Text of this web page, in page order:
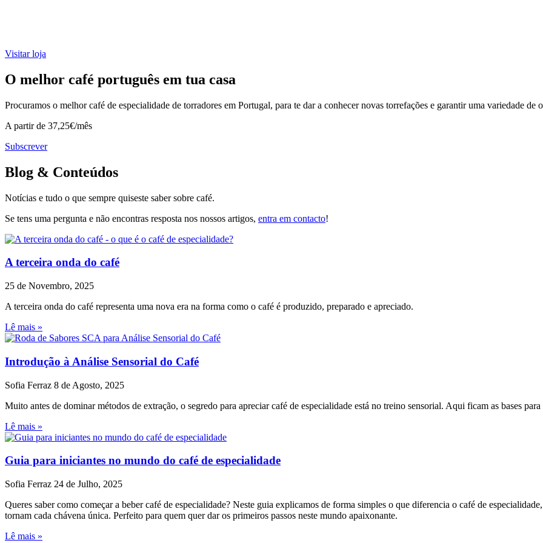
Visitar loja
O melhor café português em tua casa
Procuramos o melhor café de especialidade de torradores em Portugal, para te dar a conhecer novas torrefações e garantir uma variedade de
A partir de 37,25€/mês
Subscrever
Blog & Conteúdos
Notícias e tudo o que sempre quiseste saber sobre café.
Se tens uma pergunta e não encontras resposta nos nossos artigos, entra em contacto!
A terceira onda do café
25 de Novembro, 2025
A terceira onda do café representa uma nova era na forma como o café é produzido, preparado e apreciado.
Lê mais »
Introdução à Análise Sensorial do Café
Sofia Ferraz 8 de Agosto, 2025
Muito antes de dominar métodos de extração, o segredo para apreciar café de especialidade está no treino sensorial. Aqui ficam as bases para
Lê mais »
Guia para iniciantes no mundo do café de especialidade
Sofia Ferraz 24 de Julho, 2025
Queres saber como começar a beber café de especialidade? Neste guia explicamos de forma simples o que diferencia o café de
tornam cada chávena única. Perfeito para quem quer dar os primeiros passos neste mundo apaixonante.
Lê mais »